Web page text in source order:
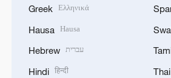
Greek Ελληνικά
Hausa Hausa
Hebrew עברית
Hindi हिन्दी Thai